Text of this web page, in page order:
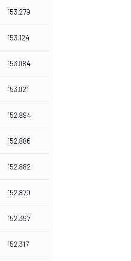
153.279
153.124
153.084
153.021
152.894
152.886
152.882
152.870
152.397
152.317